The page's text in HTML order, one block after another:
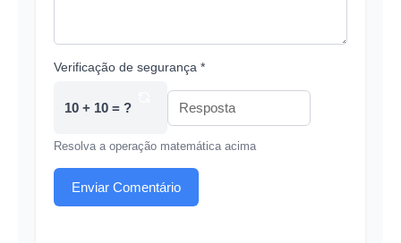
Verificação de segurança *
10 + 10 = ?
Resolva a operação matemática acima
Enviar Comentário